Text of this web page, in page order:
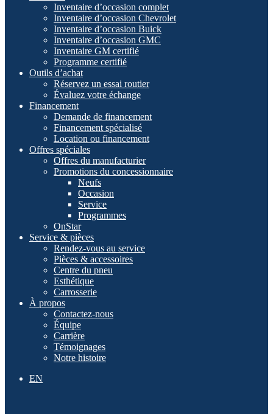
Inventaire d’occasion complet
Inventaire d’occasion Chevrolet
Inventaire d’occasion Buick
Inventaire d’occasion GMC
Inventaire GM certifié
Programme certifié
Outils d’achat
Réservez un essai routier
Évaluez votre échange
Financement
Demande de financement
Financement spécialisé
Location ou financement
Offres spéciales
Offres du manufacturier
Promotions du concessionnaire
Neufs
Occasion
Service
Programmes
OnStar
Service & pièces
Rendez-vous au service
Pièces & accessoires
Centre du pneu
Esthétique
Carrosserie
À propos
Contactez-nous
Équipe
Carrière
Témoignages
Notre histoire
EN